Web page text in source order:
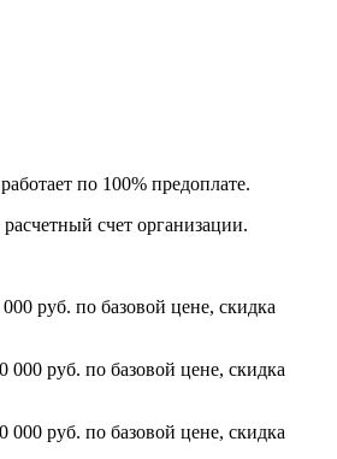
по 100% предоплате.
счет организации.
руб. по базовой цене, скидка
000 руб. по базовой цене, скидка
000 руб. по базовой цене, скидка